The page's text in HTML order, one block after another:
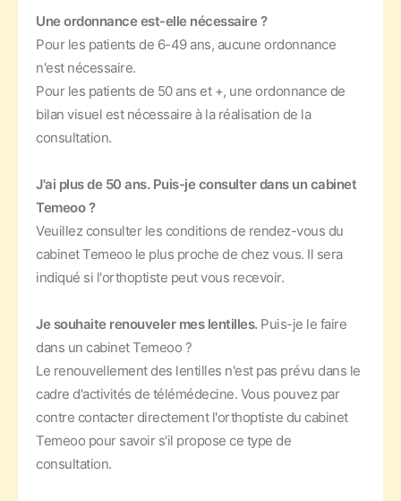
Une ordonnance est-elle nécessaire ?
Pour les patients de 6-49 ans, aucune ordonnance
n'est nécessaire.
Pour les patients de 50 ans et +, une ordonnance de
bilan visuel est nécessaire à la réalisation de la
consultation.
J'ai plus de 50 ans. Puis-je consulter dans un cabinet
Temeoo ?
Veuillez consulter les conditions de rendez-vous du
cabinet Temeoo le plus proche de chez vous. Il sera
indiqué si l'orthoptiste peut vous recevoir.
Je souhaite renouveler mes lentilles. Puis-je le faire
dans un cabinet Temeoo ?
Le renouvellement des lentilles n'est pas prévu dans le
cadre d'activités de télémédecine. Vous pouvez par
contre contacter directement l'orthoptiste du cabinet
Temeoo pour savoir s'il propose ce type de
consultation.